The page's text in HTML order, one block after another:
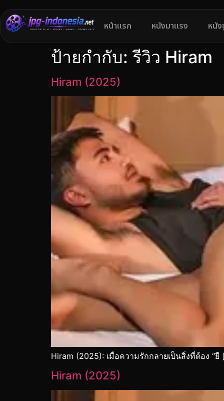
หน้าแรก หนังมาแรง หนั
ป้ายกำกับ:รีวิว Hiram
Hiram (2025)
Hiram (2025): เมื่อความรักกลายเป็นสิ่งที่ต้อง “
Hiram (2025)